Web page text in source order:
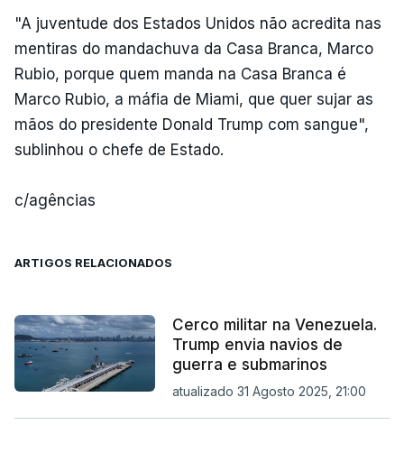
"A juventude dos Estados Unidos não acredita nas
mentiras do mandachuva da Casa Branca, Marco
Rubio, porque quem manda na Casa Branca é
Marco Rubio, a máfia de Miami, que quer sujar as
mãos do presidente Donald Trump com sangue",
sublinhou o chefe de Estado.
c/agências
ARTIGOS RELACIONADOS
Cerco militar na Venezuela.
Trump envia navios de
guerra e submarinos
atualizado 31 Agosto 2025, 21:00